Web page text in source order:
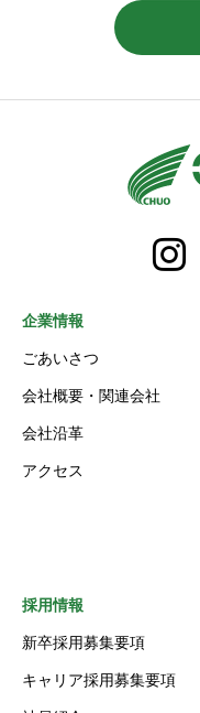
企業情報
ごあいさつ
会社概要・関連会社
会社沿革
アクセス
採用情報
新卒採用募集要項
キャリア採用募集要項